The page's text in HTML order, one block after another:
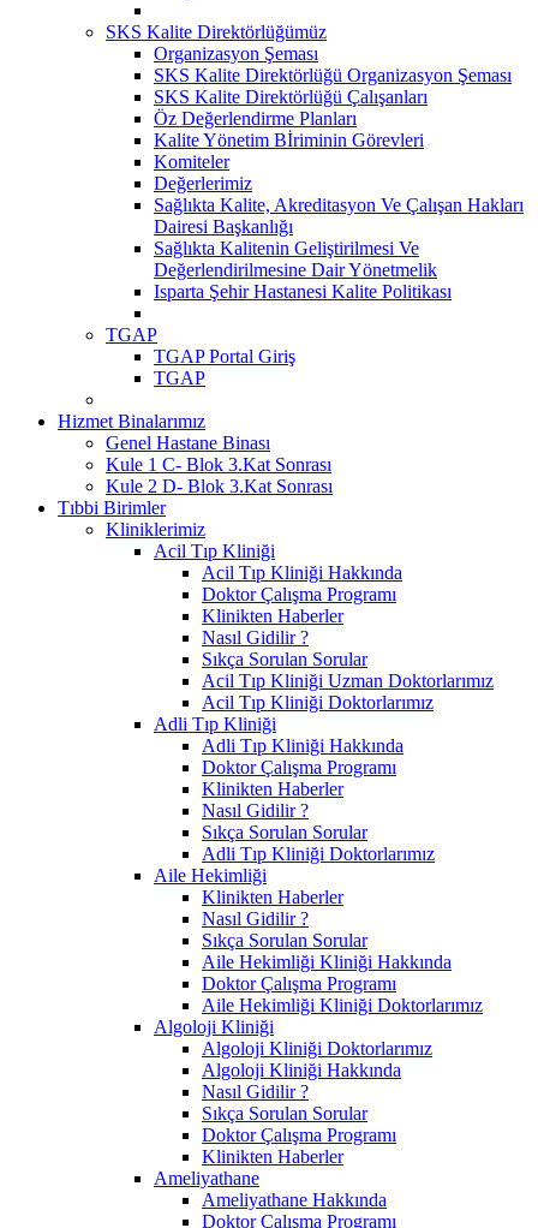
SKS Kalite Direktörlüğümüz
Organizasyon Şeması
SKS Kalite Direktörlüğü Organizasyon Şeması
SKS Kalite Direktörlüğü Çalışanları
Öz Değerlendirme Planları
Kalite Yönetim Bİriminin Görevleri
Komiteler
Değerlerimiz
Sağlıkta Kalite, Akreditasyon Ve Çalışan Hakları
Dairesi Başkanlığı
Sağlıkta Kalitenin Geliştirilmesi Ve
Değerlendirilmesine Dair Yönetmelik
Isparta Şehir Hastanesi Kalite Politikası
TGAP
TGAP Portal Giriş
TGAP
Hizmet Binalarımız
Genel Hastane Binası
Kule 1 C- Blok 3.Kat Sonrası
Kule 2 D- Blok 3.Kat Sonrası
Tıbbi Birimler
Kliniklerimiz
Acil Tıp Kliniği
Acil Tıp Kliniği Hakkında
Doktor Çalışma Programı
Klinikten Haberler
Nasıl Gidilir ?
Sıkça Sorulan Sorular
Acil Tıp Kliniği Uzman Doktorlarımız
Acil Tıp Kliniği Doktorlarımız
Adli Tıp Kliniği
Adli Tıp Kliniği Hakkında
Doktor Çalışma Programı
Klinikten Haberler
Nasıl Gidilir ?
Sıkça Sorulan Sorular
Adli Tıp Kliniği Doktorlarımız
Aile Hekimliği
Klinikten Haberler
Nasıl Gidilir ?
Sıkça Sorulan Sorular
Aile Hekimliği Kliniği Hakkında
Doktor Çalışma Programı
Aile Hekimliği Kliniği Doktorlarımız
Algoloji Kliniği
Algoloji Kliniği Doktorlarımız
Algoloji Kliniği Hakkında
Nasıl Gidilir ?
Sıkça Sorulan Sorular
Doktor Çalışma Programı
Klinikten Haberler
Ameliyathane
Ameliyathane Hakkında
Doktor Çalışma Programı